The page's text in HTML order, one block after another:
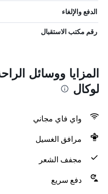
الدفع والإلغاء
رقم مكتب الاستقبال
المزايا ووسائل
لوكال
واي فاي مجاني
مرافق الغسيل
مجفف الشعر
دفع سريع